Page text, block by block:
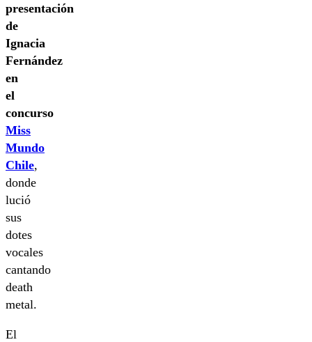
presentación
de
Ignacia
Fernández
en
el
concurso
Miss
Mundo
Chile,
donde
lució
sus
dotes
vocales
cantando
death
metal.
El